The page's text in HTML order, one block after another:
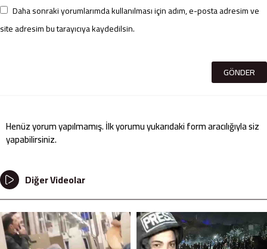
Daha sonraki yorumlarımda kullanılması için adım, e-posta adresim ve
site adresim bu tarayıcıya kaydedilsin.
Henüz yorum yapılmamış. İlk yorumu yukarıdaki form aracılığıyla siz
yapabilirsiniz.
Diğer Videolar